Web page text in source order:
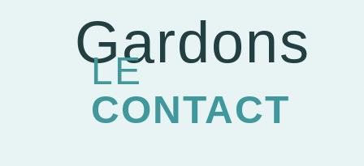
Gardons
LE
CONTACT